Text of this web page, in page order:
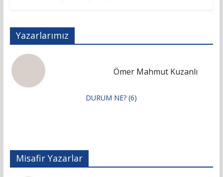
Yazarlarımız
Ömer Mahmut Kuzanlı
DURUM NE? (6)
Misafir Yazarlar